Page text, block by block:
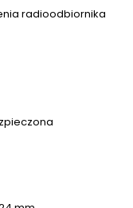
radioodbiornika